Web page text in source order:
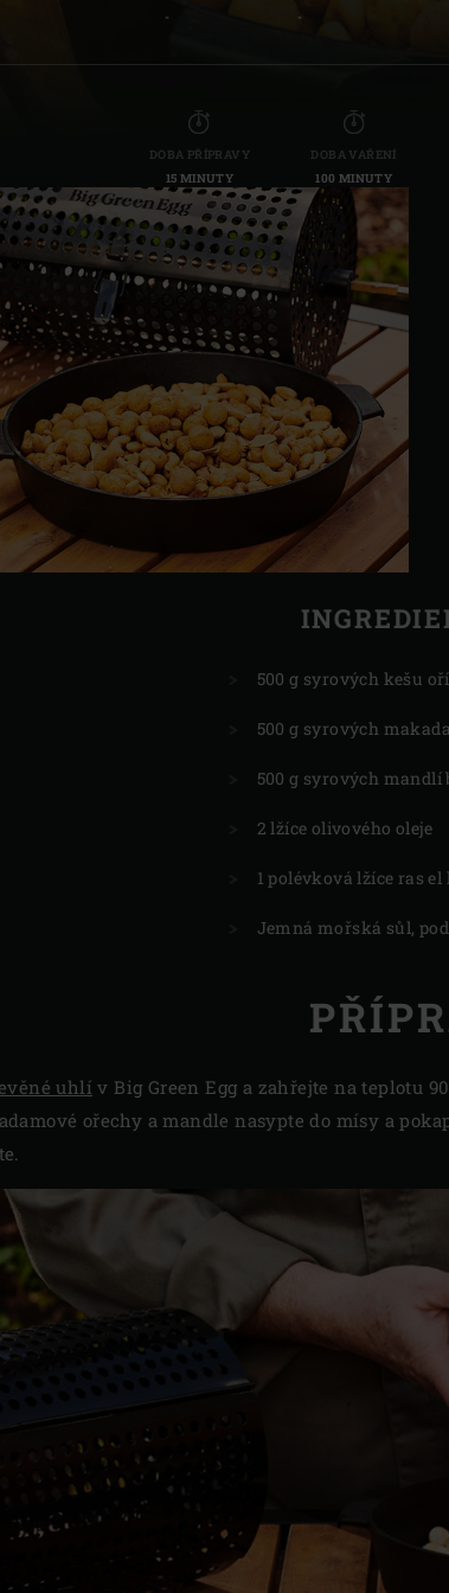
-
-
DOBA PŘÍPRAVY
15 MINUTY
DOBA VAŘENÍ
100 MINUTY
500 g syrových kešu
500 g syrových
500 g syrových mandlí
2 lžíce olivového oleje
1 polévková lžíce ras
Jemná mořská sůl,
uhlí v Big Green Egg a zahřejte na teplotu
ořechy a mandle nasypte do mísy a